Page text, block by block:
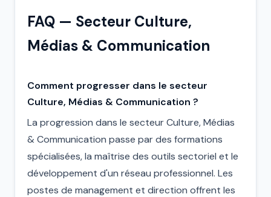
FAQ — Secteur Culture,
Médias & Communication
Comment progresser dans le secteur
Culture, Médias & Communication ?
La progression dans le secteur Culture, Médias
& Communication passe par des formations
spécialisées, la maîtrise des outils sectoriel et le
développement d'un réseau professionnel. Les
postes de management et direction offrent les